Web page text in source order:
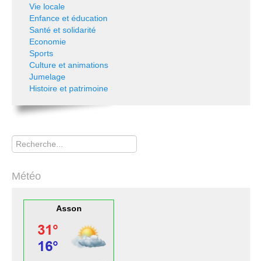
Vie locale
Enfance et éducation
Santé et solidarité
Economie
Sports
Culture et animations
Jumelage
Histoire et patrimoine
Rechercher
Météo
Asson